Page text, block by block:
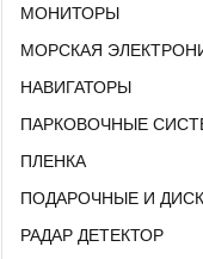
МОНИТОРЫ
МОРСКАЯ
НАВИГАТОРЫ
ПАРКОВОЧНЫЕ
ПЛЕНКА
ПОДАРОЧНЫЕ И
РАДАР ДЕТЕКТОР